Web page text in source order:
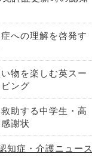
への理解を啓発す
物を楽しむ英スー
ング
助する中学生・高
謝状
知症・介護ニュース